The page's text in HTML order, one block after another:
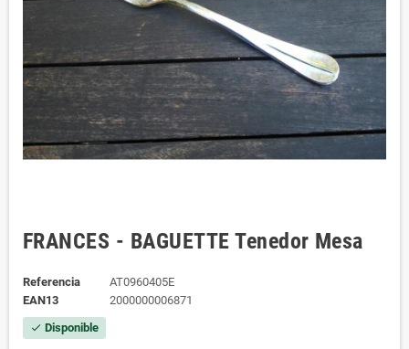
FRANCES - BAGUETTE Tenedor Mesa
Referencia
AT0960405E
EAN13
2000000006871
check Disponible